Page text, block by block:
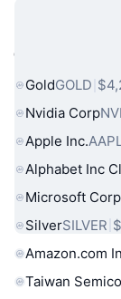
लोकप्रिय
GoldGOLD
Nvidia Corp
Apple Inc.
Alphabet Inc
Microsoft Corp
SilverSILVER
Amazon.com
Taiwan